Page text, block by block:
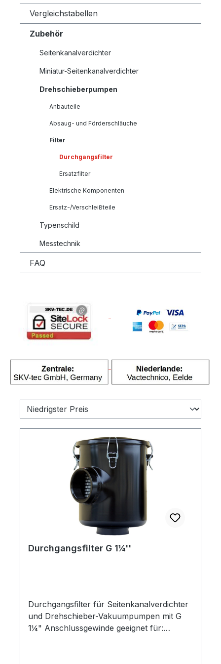
Vergleichstabellen
Zubehör
Seitenkanalverdichter
Miniatur-Seitenkanalverdichter
Drehschieberpumpen
Anbauteile
Absaug- und Förderschläuche
Filter
Durchgangsfilter
Ersatzfilter
Elektrische Komponenten
Ersatz-/Verschleißteile
Typenschild
Messtechnik
FAQ
Durchgangsfilter G 1¼''
Durchgangsfilter für Seitenkanalverdichter
und Drehschieber-Vakuumpumpen mit G
1¼" Anschlussgewinde geeignet für: